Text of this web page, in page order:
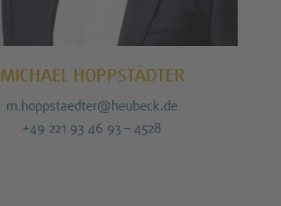
MICHAEL HOPPSTÄDTER
m.hoppstaedter@heubeck.de
+49 221 93 46 93 – 4528